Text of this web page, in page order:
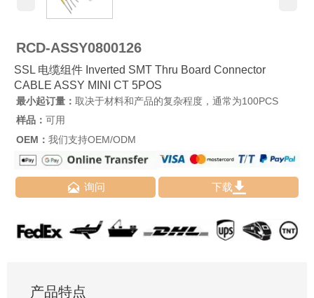
RCD-ASSY0800126
SSL 电缆组件 Inverted SMT Thru Board Connector
CABLE ASSY MINI CT 5POS
最小起订量： 取决于材料和产品的复杂程度，通常为100PCS
样品： 可用
OEM： 我们支持OEM/ODM
 询问 下载
产品特点